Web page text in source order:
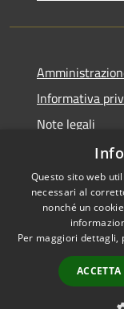
Informativa
Note legali
Dichiarazione
RSS
Accessibilità
Questo sito web
necessari al
nonché un
Per maggiori dettagli,